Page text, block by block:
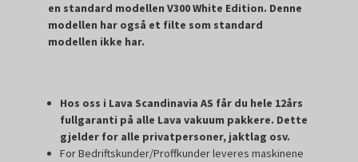
en standard modellen V300White Edition. Denne
modellen har også et filte som standard
modellen ikke har.
Hos oss i Lava Scandinavia AS får du hele 12års
fullgaranti på alle Lava vakuum pakkere. Dette
gjelder for alle privatpersoner, jaktlag osv.
For Bedriftskunder/Proffkunder leveres maskinene